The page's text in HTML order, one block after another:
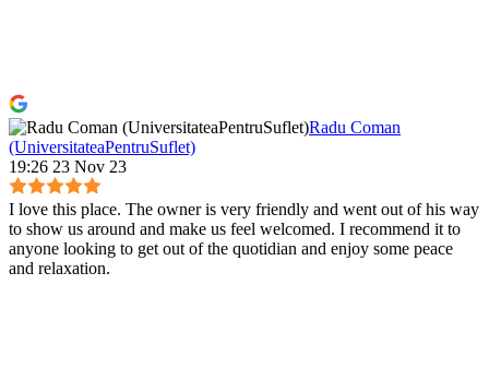
Radu Coman
(UniversitateaPentruSuflet)
19:26 23 Nov 23
I love this place. The owner is very friendly and went out of his way
to show us around and make us feel welcomed. I recommend it to
anyone looking to get out of the quotidian and enjoy some peace
and relaxation.